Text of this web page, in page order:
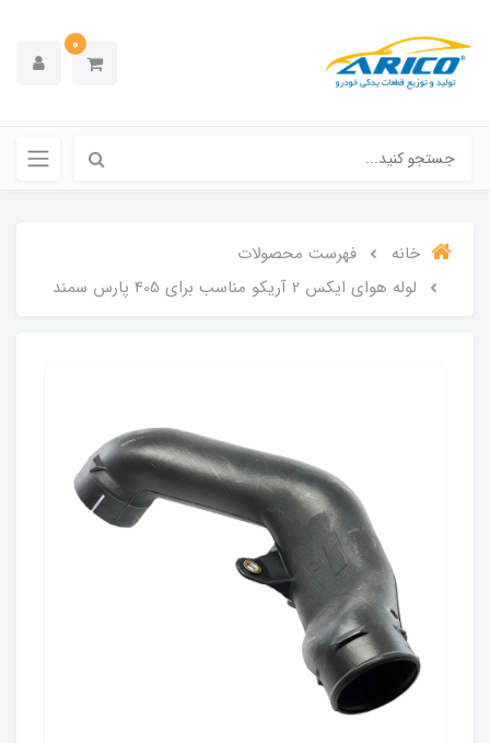
0
خانه
فهرست محصولات
لوله هوای ایکس 2 آریکو مناسب برای 405 پارس سمند